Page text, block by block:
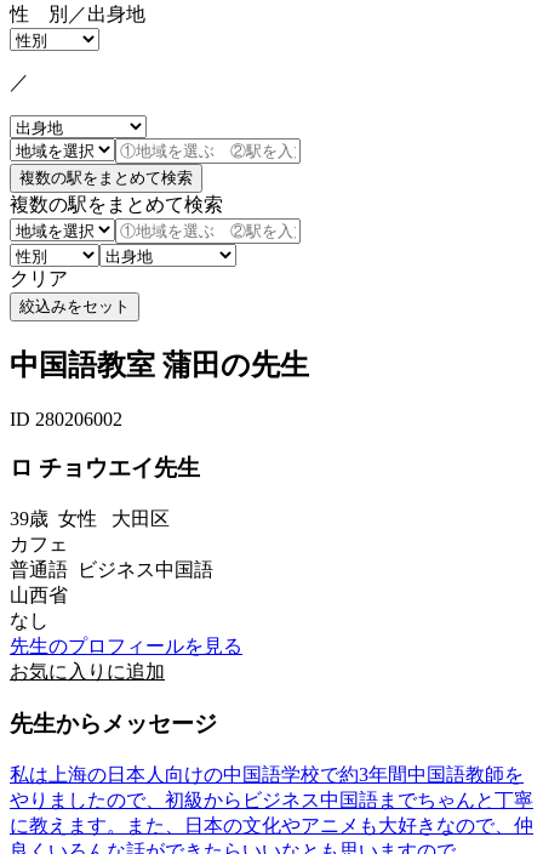
性 別／出身地
／
複数の駅をまとめて検索
クリア
中国語教室 蒲田の先生
ID 280206002
ロ チョウエイ先生
39歳 女性 大田区
カフェ
普通語 ビジネス中国語
山西省
なし
先生のプロフィールを見る
お気に入りに追加
先生からメッセージ
私は上海の日本人向けの中国語学校で約3年間中国語教師を
やりましたので、初級からビジネス中国語までちゃんと丁寧
に教えます。また、日本の文化やアニメも大好きなので、仲